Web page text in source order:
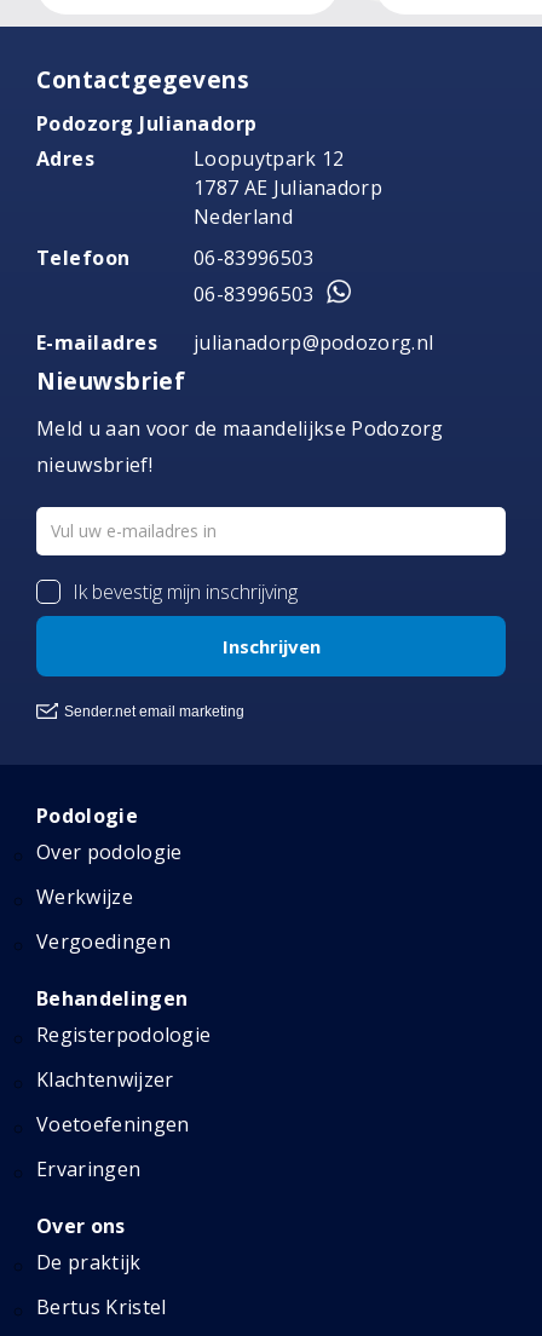
Contactgegevens
Podozorg Julianadorp
Adres
Loopuytpark 12
1787 AE Julianadorp
Nederland
Telefoon
06-83996503
06-83996503
E-mailadres
julianadorp@podozorg.nl
Nieuwsbrief
Meld u aan voor de maandelijkse Podozorg
nieuwsbrief!
Podologie
Over podologie
Werkwijze
Vergoedingen
Behandelingen
Registerpodologie
Klachtenwijzer
Voetoefeningen
Ervaringen
Over ons
De praktijk
Bertus Kristel